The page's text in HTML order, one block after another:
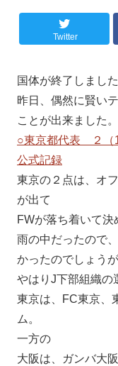
Twitter
国体が終了しました
昨日、偶然に賢い
ことが出来ました
○東京都代表 ２（
公式記録
東京の２点は、オ
が出て
FWが落ち着いて
雨の中だったので
かったのでしょうが
やはりJ下部組織の
東京は、FC東京、
ム。
一方の
大阪は、ガンバ大